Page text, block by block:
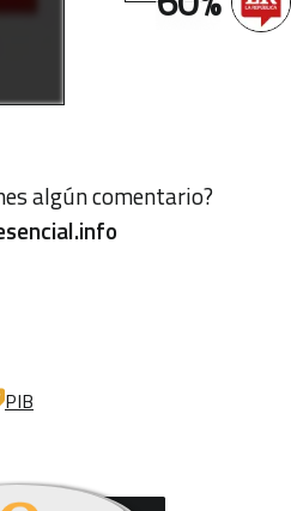
algún comentario?
PIB